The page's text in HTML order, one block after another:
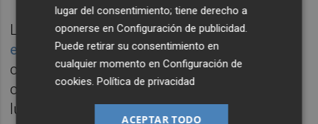
La caída deFrost-trol arrancó
en 2021cuando uno de sus comerciales
cerró un pedido de frigoríficos con una
compañía francesa, pero esta operación
luego fue cancelada y no informó de ello a
lugar del consentimiento; tiene derecho a
oponerse enConfiguración de publicidad
Puede retirar su consentimiento en
cualquier momento enConfiguración de
cookies .Política de privacidad
ACEPTAR TODO